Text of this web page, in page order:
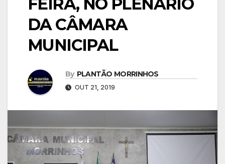
DA CÂMARA
MUNICIPAL
By PLANTÃO MORRINHOS
OUT 21, 2019